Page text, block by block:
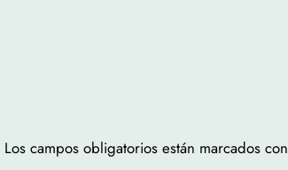
Los campos obligatorios están marcados con